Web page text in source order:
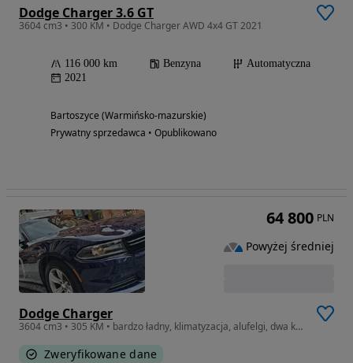
Dodge Charger 3.6 GT
3604 cm3 • 300 KM • Dodge Charger AWD 4x4 GT 2021
116 000 km Benzyna
Automatyczna
2021
Bartoszyce (Warmińsko-mazurskie)
Prywatny sprzedawca • Opublikowano
Dodge Charger
3604 cm3 • 305 KM • bardzo ładny, klimatyzacja, alufelgi, dwa kluczyki!
Zweryfikowane dane
64 800 PLN
Powyżej średniej